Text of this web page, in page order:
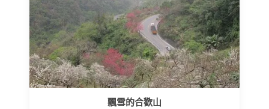
飄雪的合歡山